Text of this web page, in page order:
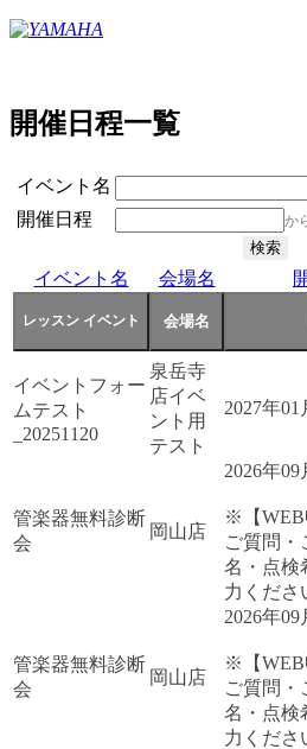
開催日程一覧
イベント名
開催日程
か
イベント名 会場名
イベントフォー
ムテスト
_20251120
泉岳寺
店イベ
ント用
テスト
2027年01
管楽器無料診断
会
岡山店
2026年09
※【WEB
ご質問・
名・点検
力くださ
管楽器無料診断
会
岡山店
2026年09
※【WEB
ご質問・
名・点検
力くださ